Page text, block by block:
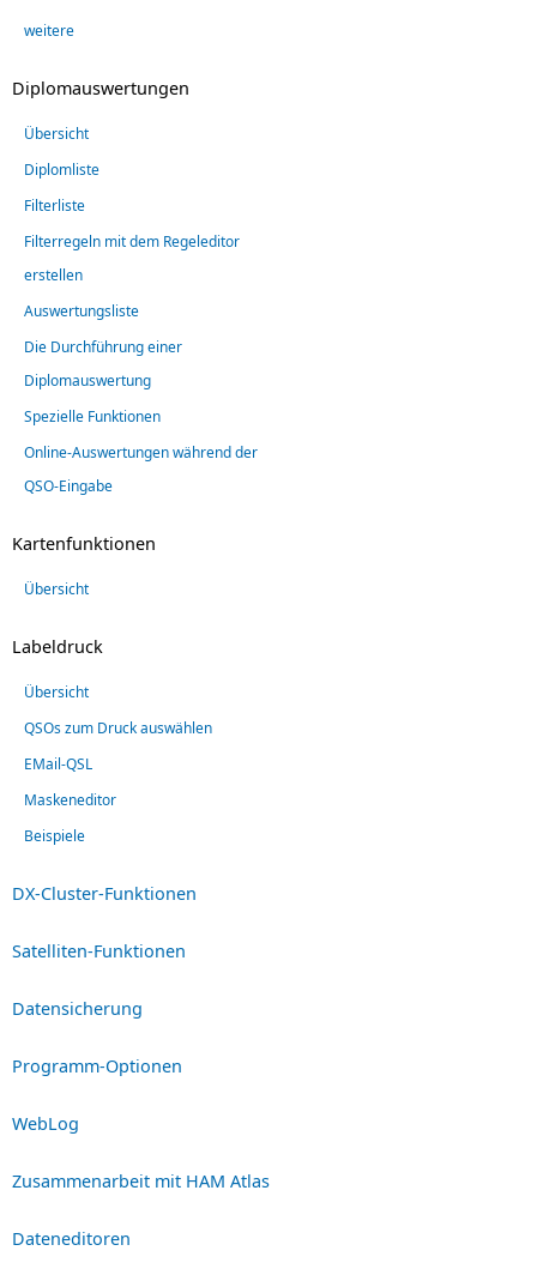
weitere
Diplomauswertungen
Übersicht
Diplomliste
Filterliste
Filterregeln mit dem Regeleditor
erstellen
Auswertungsliste
Die Durchführung einer
Diplomauswertung
Spezielle Funktionen
Online-Auswertungen während der
QSO-Eingabe
Kartenfunktionen
Übersicht
Labeldruck
Übersicht
QSOs zum Druck auswählen
EMail-QSL
Maskeneditor
Beispiele
DX-Cluster-Funktionen
Satelliten-Funktionen
Datensicherung
Programm-Optionen
WebLog
Zusammenarbeit mit HAM Atlas
Dateneditoren